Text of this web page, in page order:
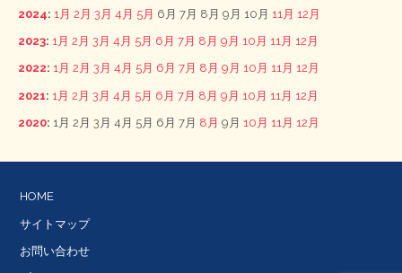
2024: 1月 2月 3月 4月 5月 6月 7月 8月 9月 10月 11月 12月
2023: 1月 2月 3月 4月 5月 6月 7月 8月 9月 10月 11月 12月
2022: 1月 2月 3月 4月 5月 6月 7月 8月 9月 10月 11月 12月
2021: 1月 2月 3月 4月 5月 6月 7月 8月 9月 10月 11月 12月
2020: 1月 2月 3月 4月 5月 6月 7月 8月 9月 10月 11月 12月
HOME
サイトマップ
お問い合わせ